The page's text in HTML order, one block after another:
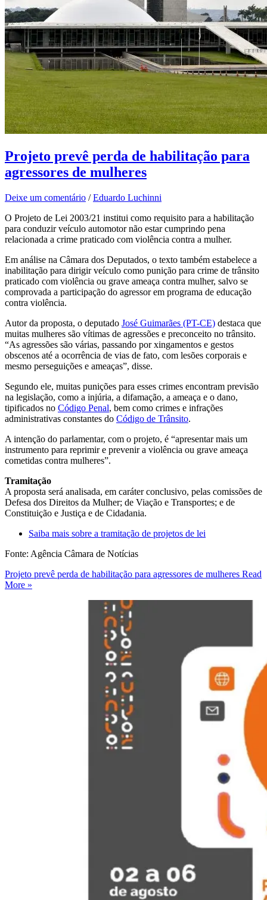
Projeto prevê perda de habilitação para
agressores de mulheres
Deixe um comentário /Eduardo Luchinni
O Projeto de Lei 2003/21 institui como requisito para a habilitação
para conduzir veículo automotor não estar cumprindo pena
relacionada a crime praticado com violência contra a mulher.
Em análise na Câmara dos Deputados, o texto também estabelece a
inabilitação para dirigir veículo como punição para crime de trânsito
praticado com violência ou grave ameaça contra mulher, salvo se
comprovada a participação do agressor em programa de educação
contra violência.
Autor da proposta, o deputado José Guimarães (PT-CE) destaca que
muitas mulheres são vítimas de agressões e preconceito no trânsito.
“As agressões são várias, passando por xingamentos e gestos
obscenos até a ocorrência de vias de fato, com lesões corporais e
mesmo perseguições e ameaças”, disse.
Segundo ele, muitas punições para esses crimes encontram previsão
na legislação, como a injúria, a difamação, a ameaça e o dano,
tipificados no Código Penal, bem como crimes e infrações
administrativas constantes do Código de Trânsito.
A intenção do parlamentar, com o projeto, é “apresentar mais um
instrumento para reprimir e prevenir a violência ou grave ameaça
cometidas contra mulheres”.
Tramitação
A proposta será analisada, em caráter conclusivo, pelas comissões de
Defesa dos Direitos da Mulher; de Viação e Transportes; e de
Constituição e Justiça e de Cidadania.
Saiba mais sobre a tramitação de projetos de lei
Fonte: Agência Câmara de Notícias
Projeto prevê perda de habilitação para agressores de mulheres Read
More »